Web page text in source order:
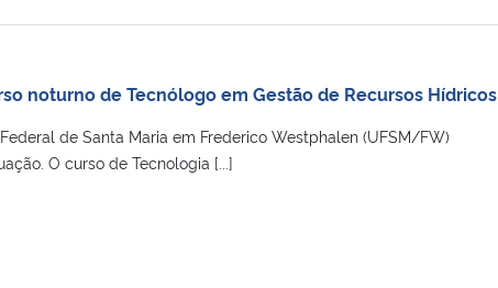
noturno de Tecnólogo em Gestão de Recursos Hídricos
de Santa Maria em Frederico Westphalen (UFSM/FW)
O curso de Tecnologia [...]